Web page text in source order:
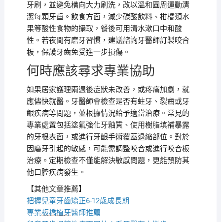
牙刷，並避免橫向大力刷洗，改以溫和圓周運動清
潔每顆牙齒。飲食方面，減少碳酸飲料、柑橘類水
果等酸性食物的攝取，餐後可用清水漱口中和酸
性。若夜間有磨牙習慣，建議諮詢牙醫師訂製咬合
板，保護牙齒免受進一步損傷。
何時應該尋求專業協助
如果居家護理兩週後症狀未改善，或疼痛加劇，就
應儘快就醫。牙醫師會檢查是否有蛀牙、裂齒或牙
齦疾病等問題，並根據情況給予適當治療。常見的
專業處置包括塗氟強化牙釉質、使用樹脂填補暴露
的牙根表面，或進行牙齦手術覆蓋退縮部位。對於
因磨牙引起的敏感，可能需調整咬合或進行咬合板
治療。定期檢查不僅能解決敏感問題，更能預防其
他口腔疾病發生。
【其他文章推薦】
把握兒童牙齒矯正6-12歲成長期
專業板橋植牙醫師推薦